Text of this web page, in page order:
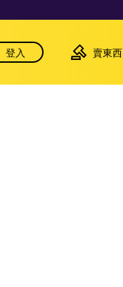
登入 賣東西